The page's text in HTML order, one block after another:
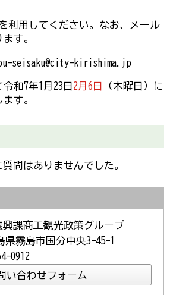
利用してください。なお、メール
す。
seisaku@city-kirishima.jp
令和7年1月23日2月6日
（木曜日）に
す。
問はありませんでした。
課商工観光政策グループ
県霧島市国分中央3-45-1
0912